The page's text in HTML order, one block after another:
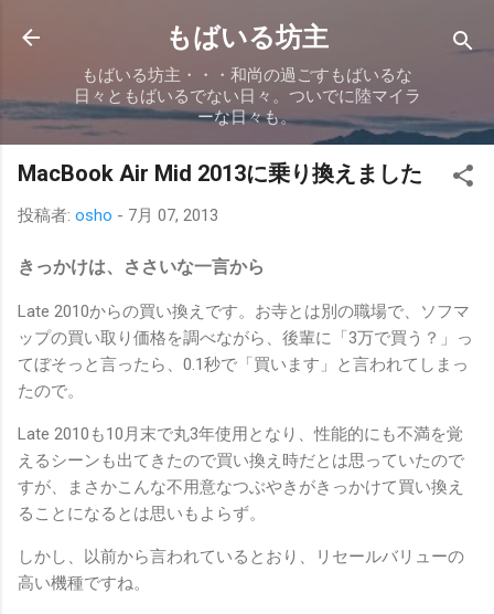
スキップしてメイン コンテンツに移動
もばいる坊主
もばいる坊主・・・和尚の過ごすもばいるな
日々ともばいるでない日々。ついでに陸マイラ
ーな日々も。
MacBook Air Mid 2013に乗り換えました
投稿者: osho - 7月 07, 2013
きっかけは、ささいな一言から
Late 2010からの買い換えです。お寺とは別の職場で、ソフマ
ップの買い取り価格を調べながら、後輩に「3万で買う？」っ
てぼそっと言ったら、0.1秒で「買います」と言われてしまっ
たので。
Late 2010も10月末で丸3年使用となり、性能的にも不満を覚
えるシーンも出てきたので買い換え時だとは思っていたので
すが、まさかこんな不用意なつぶやきがきっかけて買い換え
ることになるとは思いもよらず。
しかし、以前から言われているとおり、リセールバリューの
高い機種ですね。